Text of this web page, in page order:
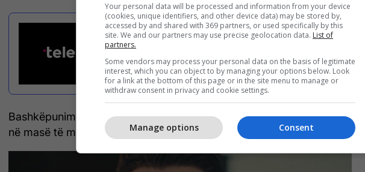
Shqiptare
Bashkëpunimi është cilësuar i duhur për faktin se artistët pëlqehen
në masë të madhe për vokalin e tyre.
Your personal data will be processed and information from your device
(cookies, unique identifiers, and other device data) may be stored by,
accessed by and shared with 369 partners, or used specifically by this
site. We and our partners may use precise geolocation data. List of
partners.
Some vendors may process your personal data on the basis of legitimate
interest, which you can object to by managing your options below. Look
for a link at the bottom of this page or in the site menu to manage or
withdraw consent in privacy and cookie settings.
Consent
Manage options